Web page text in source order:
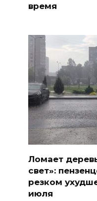
время
Ломает
свет»:
резком
июля